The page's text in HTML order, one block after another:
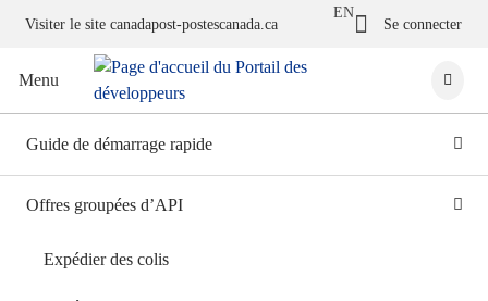
Visit canadapost
Visiter le site canadapost-postescanada.ca
ENUser
Se connecter
Menu
Guide de démarrage rapide
Offres groupées d’API
Expédier des colis